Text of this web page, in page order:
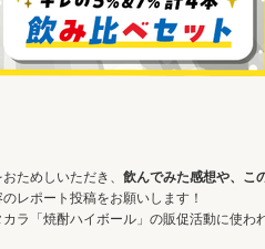
おためしいただき、 飲んでみた感想や、こ
レポート投稿をお願いします！
ラ「焼酎ハイボール」の販促活動に使わ